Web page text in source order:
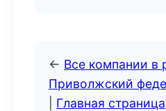
← Все компании в
Приволжский
Главная страница